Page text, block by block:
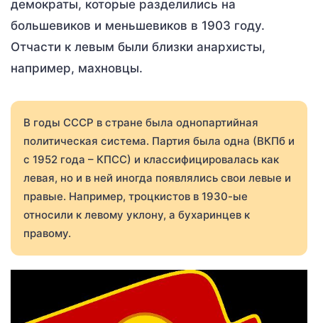
демократы, которые разделились на
большевиков и меньшевиков в 1903 году.
Отчасти к левым были близки анархисты,
например, махновцы.
В годы СССР в стране была однопартийная
политическая система. Партия была одна (ВКПб и
с 1952 года – КПСС) и классифицировалась как
левая, но и в ней иногда появлялись свои левые и
правые. Например, троцкистов в 1930-ые
относили к левому уклону, а бухаринцев к
правому.